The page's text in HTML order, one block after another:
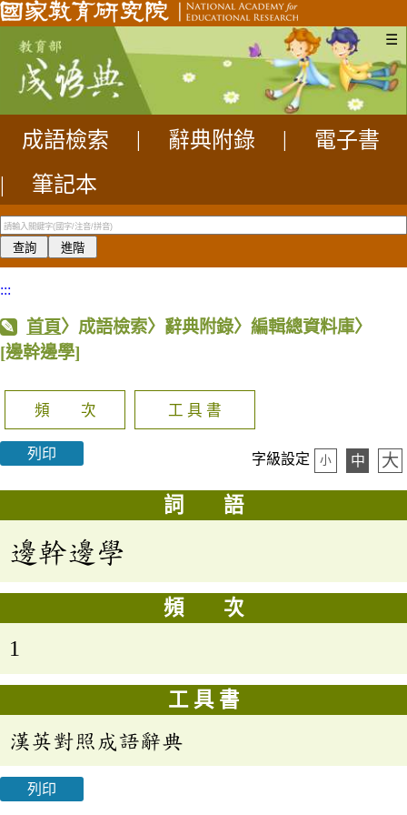
☰
成語檢索 辭典附錄
電子書
|
筆記本
:::
首頁〉成語檢索〉辭典附錄〉編輯總資料庫〉
[邊幹邊學]
頻 次 工 具 書
列印 字級設定 小 中 大
詞 語
邊幹邊學
頻 次
1
工 具 書
漢英對照成語辭典
列印